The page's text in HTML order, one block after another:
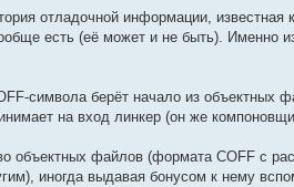
отладочной информации,
есть (её может и не быть). Именно
символа берёт начало из объектных
на вход линкер (он же
объектных файлов (формата COFF с
иногда выдавая бонусом к нему